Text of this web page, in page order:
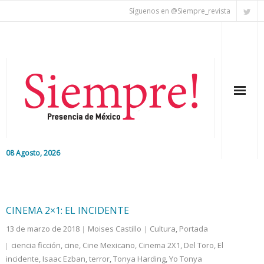
Síguenos en @Siempre_revista
08 Agosto, 2026
Nacional
Colaboradores
CINEMA 2×1: EL INCIDENTE
13 de marzo de 2018 Moises Castillo Cultura, Portada
ciencia ficción, cine, Cine Mexicano, Cinema 2X1, Del Toro, El
incidente, Isaac Ezban,terror,Tonya Harding,Yo Tonya